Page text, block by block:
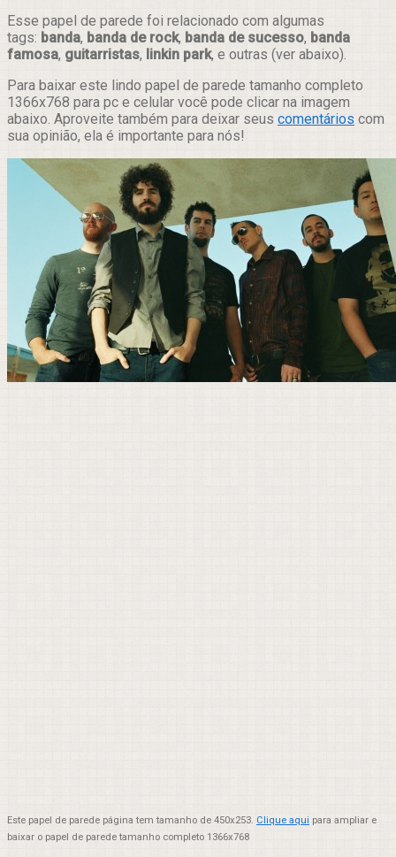
Esse papel de parede foi relacionado com algumas
tags: banda, banda de rock, banda de sucesso, banda
famosa, guitarristas, linkin park, e outras (ver abaixo).
Para baixar este lindo papel de parede tamanho completo
1366x768 para pc e celular você pode clicar na imagem
abaixo. Aproveite também para deixar seus comentários com
sua opinião, ela é importante para nós!
Este papel de parede página tem tamanho de 450x253. Clique aqui para ampliar e
baixar o papel de parede tamanho completo 1366x768